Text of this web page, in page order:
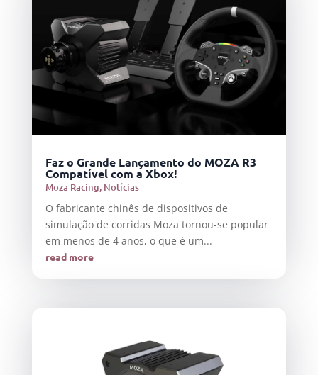
Faz o Grande Lançamento do MOZA R3
Compatível com a Xbox!
Moza Racing, Notícias
O fabricante chinês de dispositivos de
simulação de corridas Moza tornou-se popular
em menos de 4 anos, o que é um...
read more